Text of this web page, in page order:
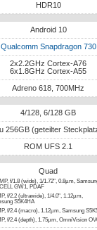
HDR10
Android 10
Qualcomm Snapdragon 730
2x2.2GHz Cortex-A76
6x1.8GHz Cortex-A55
Adreno 618, 700MHz
4/128, 6/128 GB
256GB (geteilter
ROM UFS 2.1
Quad
f/1.8 (wide), 1/1.72", 0.8µm,
GW1, PDAF
f/2.2 (ultrawide), 1/4.0", 1.12µm,
S5K4HA
f/2.4 (macro), 1.12µm, Samsung
f/2.4 (depth), 1.75µm, OmniVision